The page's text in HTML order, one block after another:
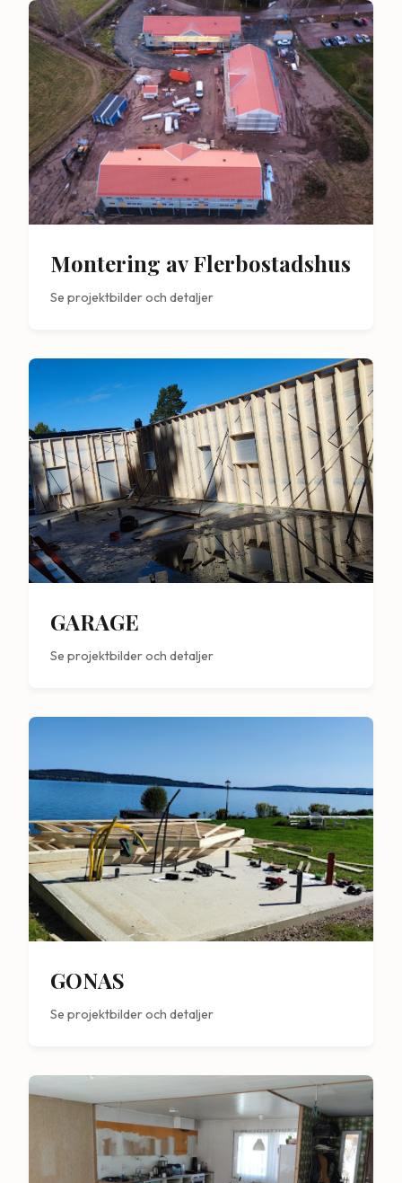
Montering av Flerbostadshus
Se projektbilder och detaljer
GARAGE
Se projektbilder och detaljer
GONAS
Se projektbilder och detaljer